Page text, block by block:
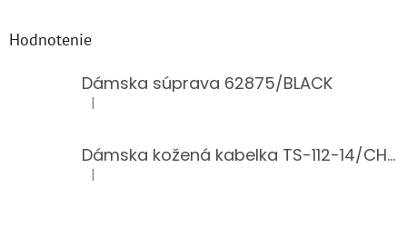
Hodnotenie
Dámska súprava 62875/BLACK
Hodnotenie produktu je 5 z 5 hviezdičiek.
|
Dámska kožená kabelka TS-112-14/CHOCO
Hodnotenie produktu je 5 z 5 hviezdičiek.
|